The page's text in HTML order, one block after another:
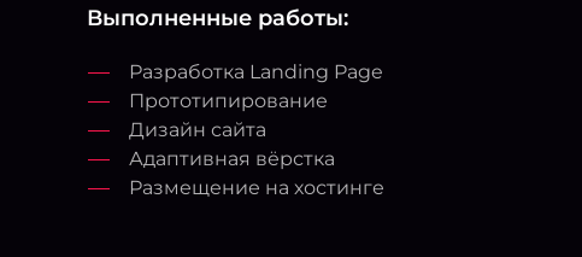
Выполненные работы:
Разработка Landing Page
Прототипирование
Дизайн сайта
Адаптивная вёрстка
Размещение на хостинге